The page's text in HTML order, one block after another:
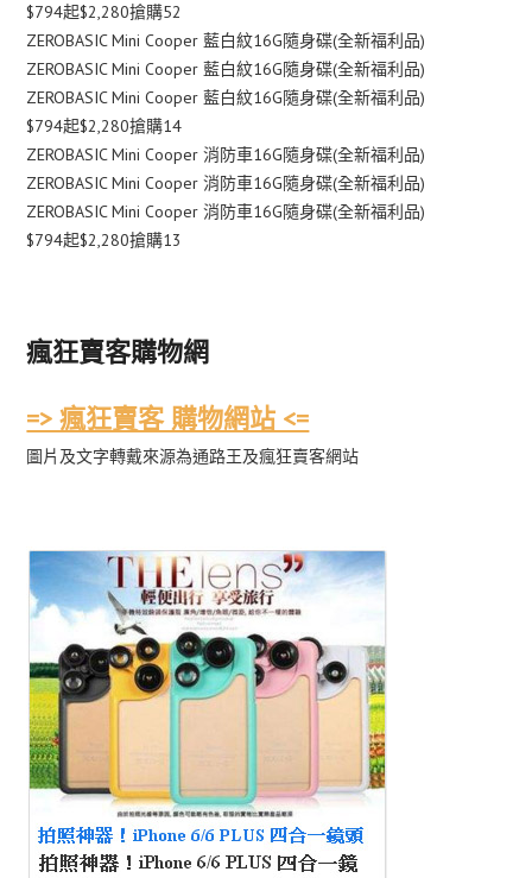
$794起$2,280搶購52
ZEROBASIC Mini Cooper 藍白紋16G隨身碟(全新福利品)
ZEROBASIC Mini Cooper 藍白紋16G隨身碟(全新福利品)
ZEROBASIC Mini Cooper 藍白紋16G隨身碟(全新福利品)
$794起$2,280搶購14
ZEROBASIC Mini Cooper 消防車16G隨身碟(全新福利品)
ZEROBASIC Mini Cooper 消防車16G隨身碟(全新福利品)
ZEROBASIC Mini Cooper 消防車16G隨身碟(全新福利品)
$794起$2,280搶購13
瘋狂賣客購物網
=> 瘋狂賣客 購物網站 <=
圖片及文字轉戴來源為通路王及瘋狂賣客網站